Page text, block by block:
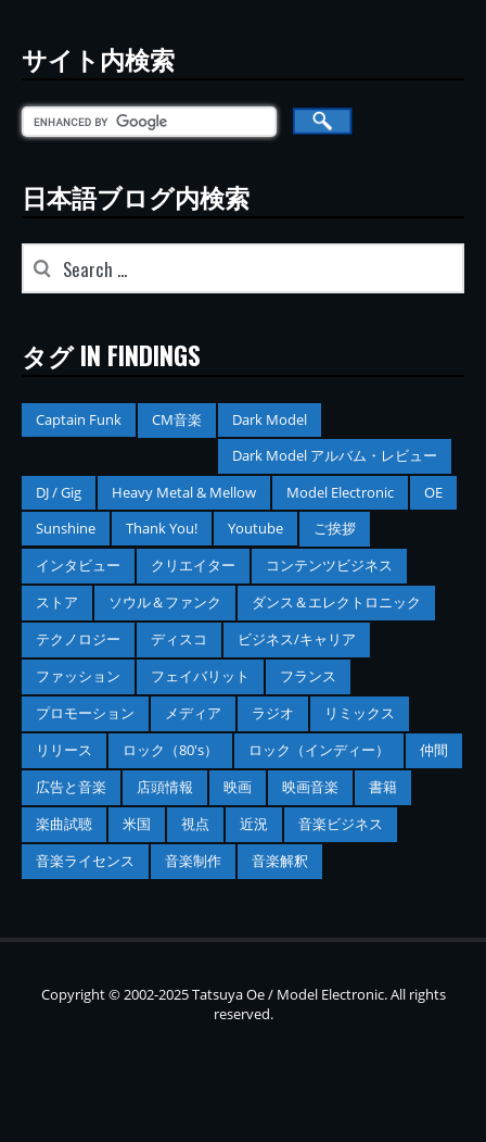
サイト内検索
日本語ブログ内検索
タグ IN FINDINGS
Captain Funk CM音楽
Dark Model
Dark Model アルバム・レビュー
DJ / Gig
Heavy Metal & Mellow Model Electronic
OE
Sunshine
Thank You! Youtube
ご挨拶
インタビュー
クリエイター
コンテンツビジネス
ストア
ソウル＆ファンク
ダンス＆エレクトロニック
テクノロジー
ディスコ
ビジネス/キャリア
ファッション
フェイバリット
フランス
プロモーション
メディア ラジオ
リミックス
リリース
ロック（80's） ロック（インディー）
仲間
広告と音楽
店頭情報 映画 映画音楽
書籍
楽曲試聴
米国 視点 近況
音楽ビジネス
音楽ライセンス
音楽制作 音楽解釈
Copyright © 2002-2025 Tatsuya Oe / Model Electronic. All rights
reserved.